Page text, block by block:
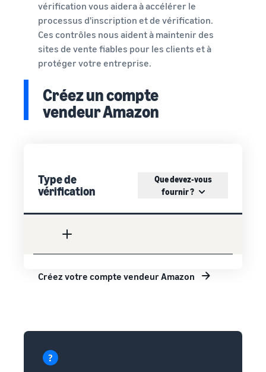
Créez un compte
vendeur Amazon
vérification vous aidera à accélérer le
processus d'inscription et de vérification.
Ces contrôles nous aident à maintenir des
sites de vente fiables pour les clients et à
protéger votre entreprise.
Type de
vérification
Que devez-vous
fournir ?
Créez votre compte vendeur Amazon